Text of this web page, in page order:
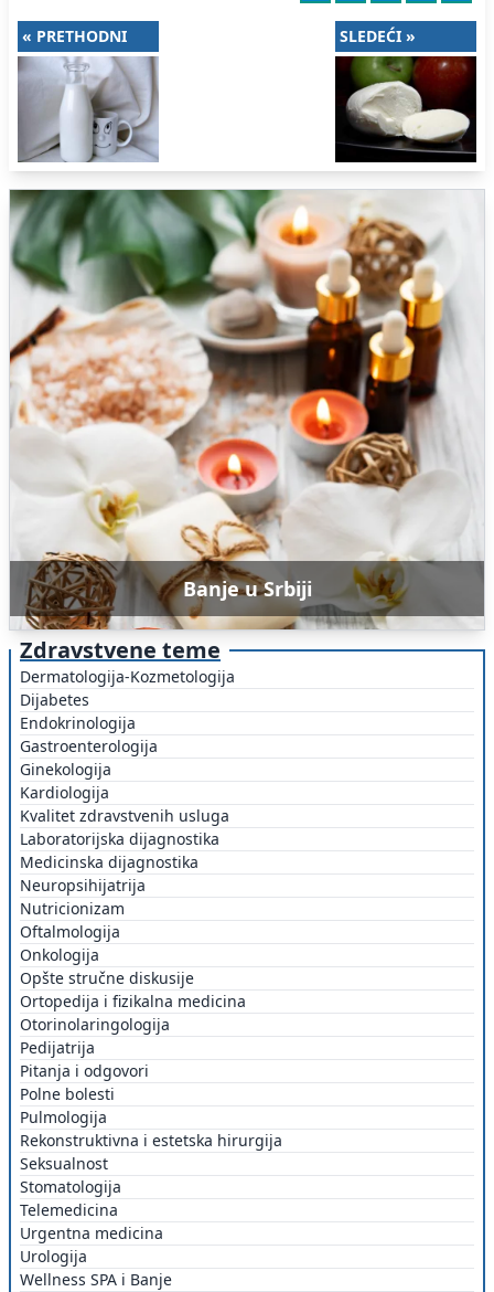
« PRETHODNI SLEDEĆI »
Banje u Srbiji
Zdravstvene teme
Dermatologija-Kozmetologija
Dijabetes
Endokrinologija
Gastroenterologija
Ginekologija
Kardiologija
Kvalitet zdravstvenih usluga
Laboratorijska dijagnostika
Medicinska dijagnostika
Neuropsihijatrija
Nutricionizam
Oftalmologija
Onkologija
Opšte stručne diskusije
Ortopedija i fizikalna medicina
Otorinolaringologija
Pedijatrija
Pitanja i odgovori
Polne bolesti
Pulmologija
Rekonstruktivna i estetska hirurgija
Seksualnost
Stomatologija
Telemedicina
Urgentna medicina
Urologija
Wellness SPA i Banje